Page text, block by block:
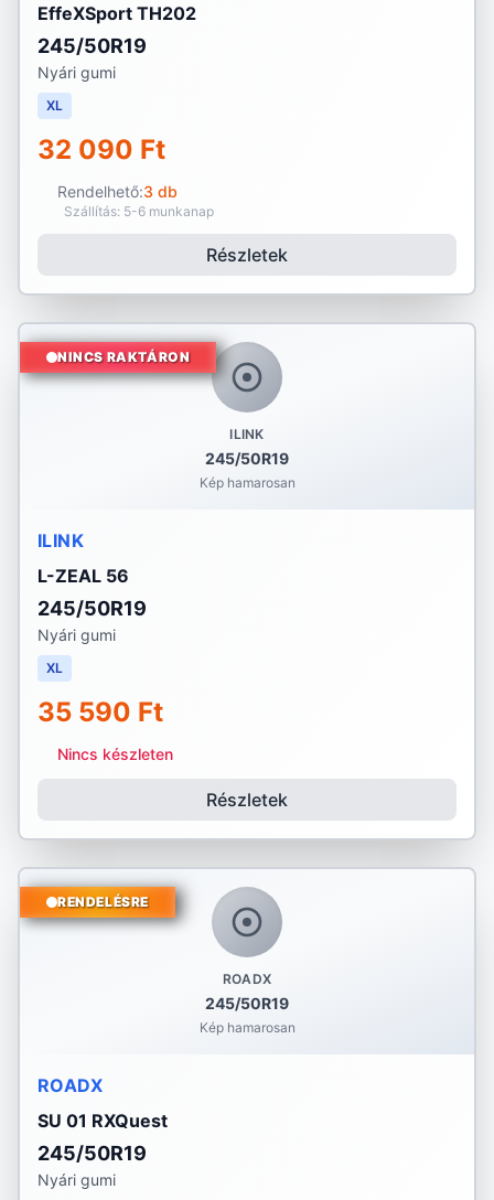
EffeXSport TH202
245/50R19
Nyári gumi
XL
32 090 Ft
Rendelhető:3 db
Szállítás: 5-6 munkanap
Részletek
ILINK
245/50R19
Kép hamarosan
NINCS RAKTÁRON
ILINK
L-ZEAL 56
245/50R19
Nyári gumi
XL
35 590 Ft
Nincs készleten
Részletek
ROADX
245/50R19
Kép hamarosan
RENDELÉSRE
ROADX
SU 01 RXQuest
245/50R19
Nyári gumi